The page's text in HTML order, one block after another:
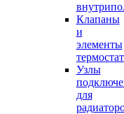
Клапаны
и
элементы
Узлы
для